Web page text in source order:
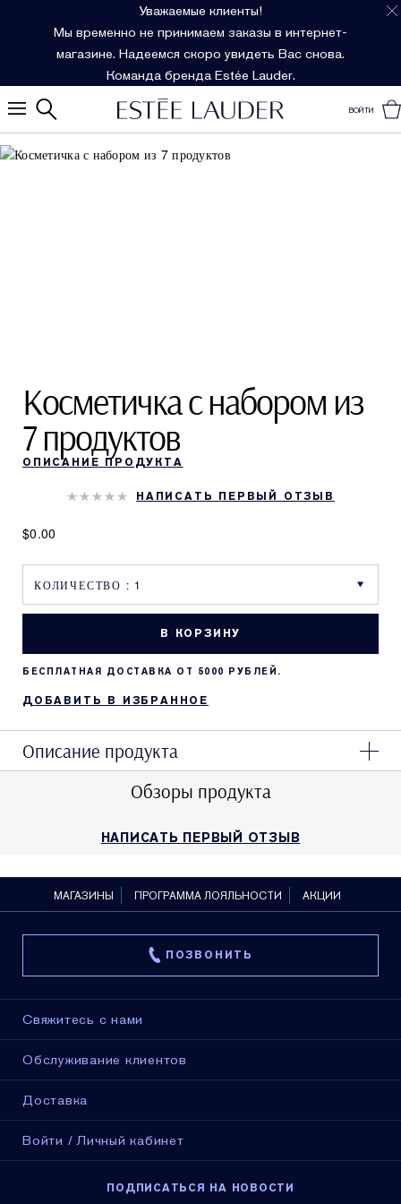
Уважаемые клиенты!
Мы временно не принимаем заказы в интернет-
магазине. Надеемся скоро увидеть Вас снова.
Команда бренда Estée Lauder.
ВОЙТИ
Косметичка с набором из
7 продуктов
ОПИСАНИЕ ПРОДУКТА
НАПИСАТЬ ПЕРВЫЙ ОТЗЫВ
$0.00
В КОРЗИНУ
БЕСПЛАТНАЯ ДОСТАВКА ОТ 5000 РУБЛЕЙ.
ДОБАВИТЬ В ИЗБРАННОЕ
Описание продукта
Обзоры продукта
НАПИСАТЬ ПЕРВЫЙ ОТЗЫВ
МАГАЗИНЫ ПРОГРАММА ЛОЯЛЬНОСТИ АКЦИИ
ПОЗВОНИТЬ
Свяжитесь с нами
Обслуживание клиентов
Доставка
Войти / Личный кабинет
ПОДПИСАТЬСЯ НА НОВОСТИ